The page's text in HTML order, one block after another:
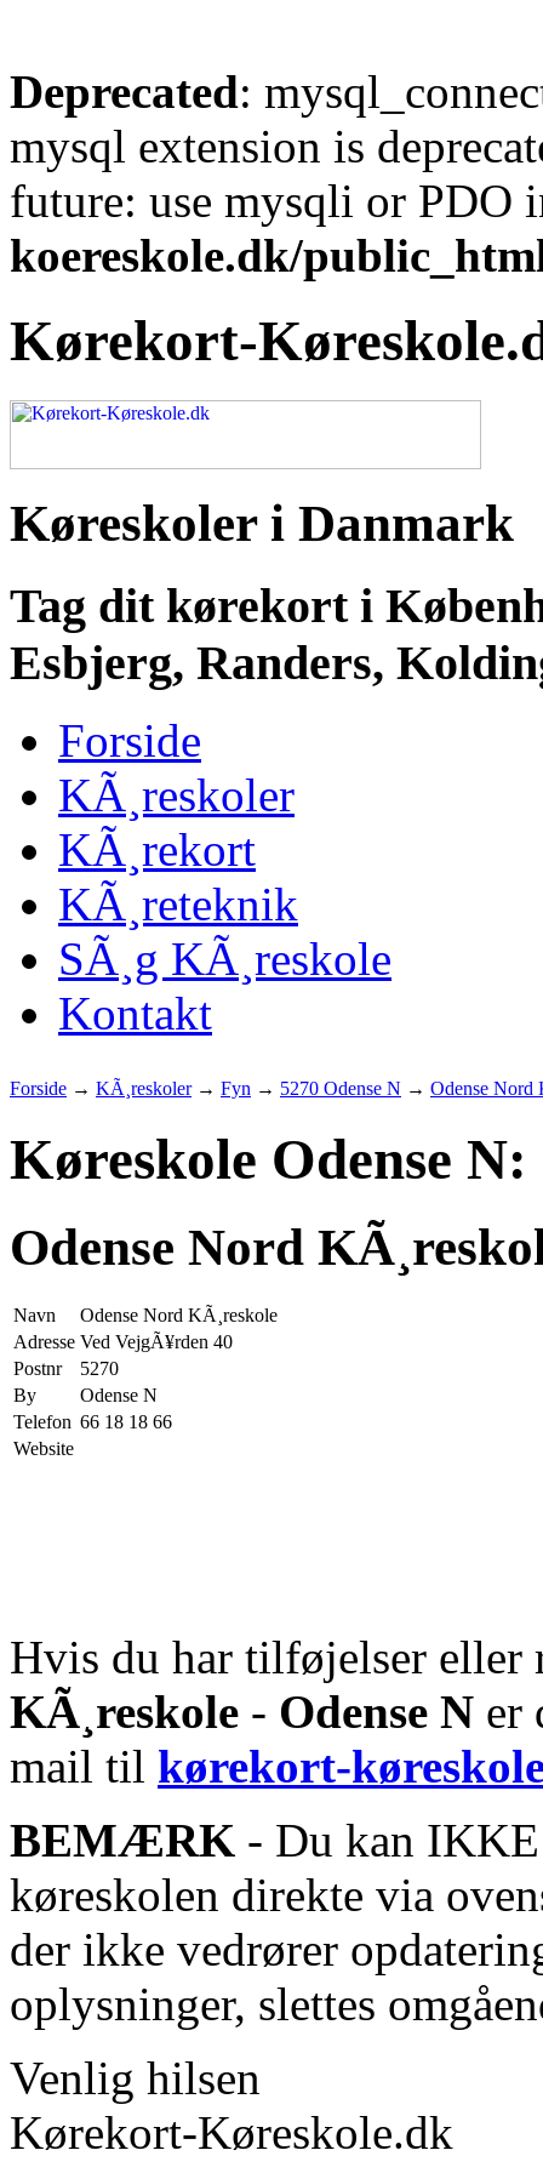
Deprecated:
mysql extension is
future: use mysqli or PDO
koereskole.dk/
Kørekort-
Køreskoler i Danmark
Tag dit kørekort i
Esbjerg, Randers,
Forside
KÃ¸reskoler
KÃ¸rekort
KÃ¸reteknik
SÃ¸g KÃ¸reskole
Kontakt
Forside → KÃ¸reskoler→ Fyn → 5270 Odense N → Odense Nord
Køreskole Odense N:
Odense Nord
Navn
Odense Nord KÃ¸reskole
Adresse Ved VejgÃ¥rden 40
Postnr
5270
By
Odense N
Telefon 66 18 18 66
Website
Hvis du har tilføjelser eller
KÃ¸reskole - Odense N er
mail til kørekort-
BEMÆRK - Du kan IKKE
køreskolen direkte via
der ikke vedrører
oplysninger, slettes
Venlig hilsen
Kørekort-Køreskole.dk